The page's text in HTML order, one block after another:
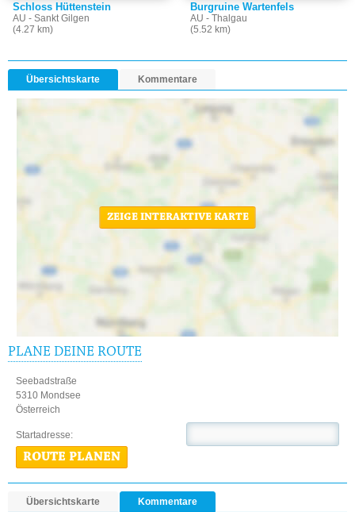
Schloss Hüttenstein
AU - Sankt Gilgen
(4.27 km)
Burgruine Wartenfels
AU - Thalgau
(5.52 km)
Übersichtskarte Kommentare
ZEIGE INTERAKTIVE KARTE
PLANE DEINE ROUTE
Seebadstraße
5310 Mondsee
Österreich
Startadresse:
ROUTE PLANEN
Übersichtskarte Kommentare